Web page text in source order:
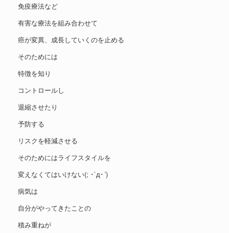
免疫療法など
有害な療法を組み合わせて
癌が変異、成長していくのを止める
そのためには
特徴を知り
コントロールし
退縮させたり
予防する
リスクを軽減させる
そのためにはライフスタイルを
変えなくてはいけない(; ･`д･´)
病気は
自分がやってきたことの
積み重ねが